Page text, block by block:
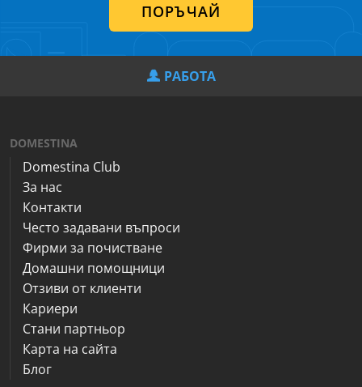
ПОРЪЧАЙ
РАБОТА
DOMESTINA
Domestina Club
За нас
Контакти
Често задавани въпроси
Фирми за почистване
Домашни помощници
Отзиви от клиенти
Кариери
Стани партньор
Карта на сайта
Блог